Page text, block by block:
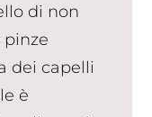
di non
pinze
dei capelli
è